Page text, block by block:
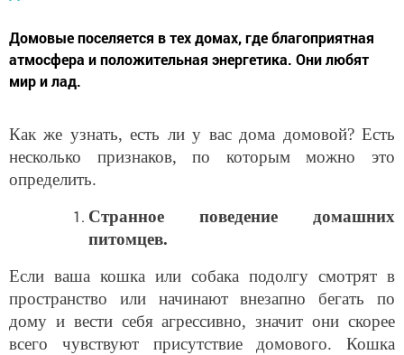
Домовые поселяется в тех домах, где благоприятная
атмосфера и положительная энергетика. Они любят
мир и лад.
Как же узнать, есть ли у вас дома домовой? Есть
несколько признаков, по которым можно это
определить.
Странное поведение домашних
питомцев.
Если ваша кошка или собака подолгу смотрят в
пространство или начинают внезапно бегать по
дому и вести себя агрессивно, значит они скорее
всего чувствуют присутствие домового. Кошка